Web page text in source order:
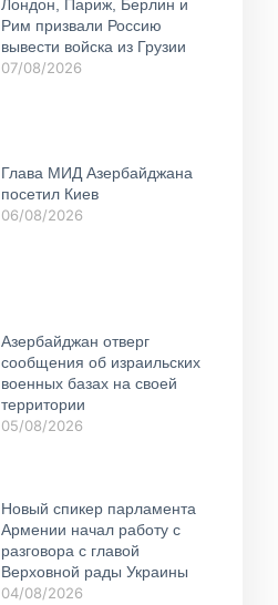
Лондон, Париж, Берлин и
Рим призвали Россию
вывести войска из Грузии
07/08/2026
Глава МИД Азербайджана
посетил Киев
06/08/2026
Азербайджан отверг
сообщения об израильских
военных базах на своей
территории
05/08/2026
Новый спикер парламента
Армении начал работу с
разговора с главой
Верховной рады Украины
04/08/2026